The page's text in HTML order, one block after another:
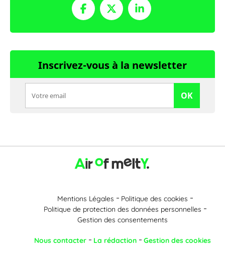
Inscrivez-vous à la newsletter
OK
Mentions Légales
Politique des cookies
Politique de protection des données personnelles
Gestion des consentements
Nous contacter La rédaction Gestion des cookies